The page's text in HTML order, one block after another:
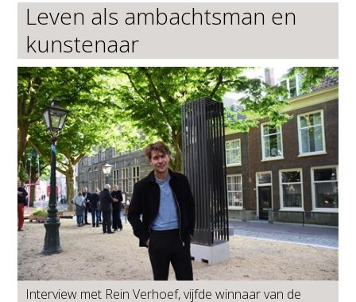
Leven als ambachtsman en
kunstenaar
Interview met Rein Verhoef, vijfde winnaar van de